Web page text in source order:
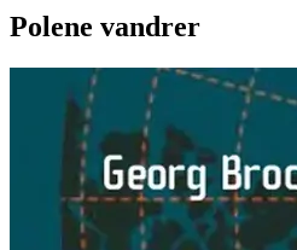
Polene vandrer